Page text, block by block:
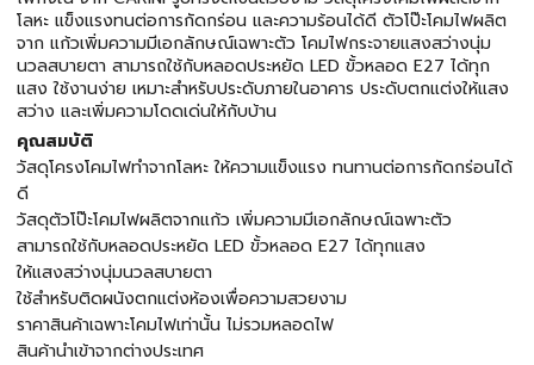
โลหะ แข็งแรงทนต่อการกัดกร่อน และความร้อนได้ดี ตัวโป๊ะโคมไฟผลิต
จาก แก้วเพิ่มความมีเอกลักษณ์เฉพาะตัว โคมไฟกระจายแสงสว่างนุ่ม
นวลสบายตา สามารถใช้กับหลอดประหยัด LED ขั้วหลอด E27 ได้ทุก
แสง ใช้งานง่าย เหมาะสำหรับประดับภายในอาคาร ประดับตกแต่งให้แสง
สว่าง และเพิ่มความโดดเด่นให้กับบ้าน
คุณสมบัติ
วัสดุโครงโคมไฟทำจากโลหะ ให้ความแข็งแรง ทนทานต่อการกัดกร่อนได้
ดี
วัสดุตัวโป๊ะโคมไฟผลิตจากแก้ว เพิ่มความมีเอกลักษณ์เฉพาะตัว
สามารถใช้กับหลอดประหยัด LED ขั้วหลอด E27 ได้ทุกแสง
ให้แสงสว่างนุ่มนวลสบายตา
ใช้สำหรับติดผนังตกแต่งห้องเพื่อความสวยงาม
ราคาสินค้าเฉพาะโคมไฟเท่านั้น ไม่รวมหลอดไฟ
สินค้านำเข้าจากต่างประเทศ